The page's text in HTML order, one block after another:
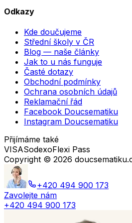
Odkazy
Kde doučujeme
Střední školy v ČR
Blog — naše články
Jak to u nás funguje
Časté dotazy
Obchodní podmínky
Ochrana osobních údajů
Reklamační řád
Facebook Doucsematiku
Instagram Doucsematiku
Přijímáme také
VISASodexoFlexi Pass
Copyright © 2026
+420 494 900 173
Zavolejte nám
+420 494 900 173